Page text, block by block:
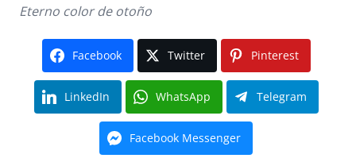
Eterno color de otoño
Facebook Twitter Pinterest
LinkedIn WhatsApp Telegram
Facebook Messenger